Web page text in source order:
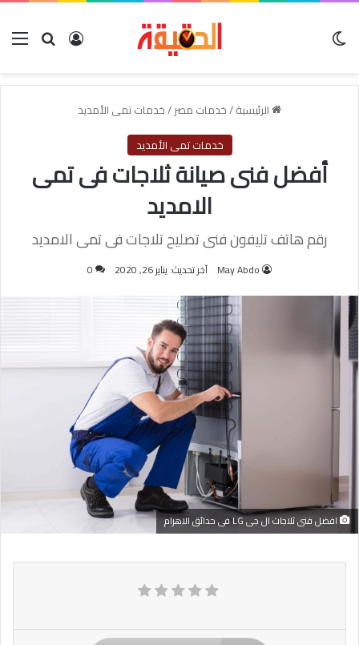
بحث عنتسجيل
الرئيسية/خدمات مصر/خدمات تمى الأمديد
خدمات تمى الأمديد
أفضل فنى صيانة ثلاجات فى تمى
الامديد
رقم هاتف تليفون فنى تصليح تلاجات فى تمى الامديد
May Abdo آخر تحديث: يناير 26, 2020 0
افضل فنى ثلاجات ال جى LG فى حدائق الاهرام